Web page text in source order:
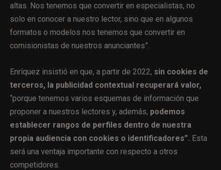
altas. Nos tenemos que convertir en especialistas, no
solo en conocer a nuestro lector, sino que en algunos
formatos o modelos nos tenemos que convertir en
comisionistas de nuestros anunciantes”.
Enríquez insistió en que, a partir de 2022, sin cookies de
terceros, la publicidad contextual recuperará valor,
“porque tenemos varios esquemas de información que
proponer a nuestros lectores y, además, podemos
establecer rangos de perfiles dentro de nuestra
propia audiencia con cookies o identificadores”. Esta
será una ventaja importante con respecto a otros
competidores.